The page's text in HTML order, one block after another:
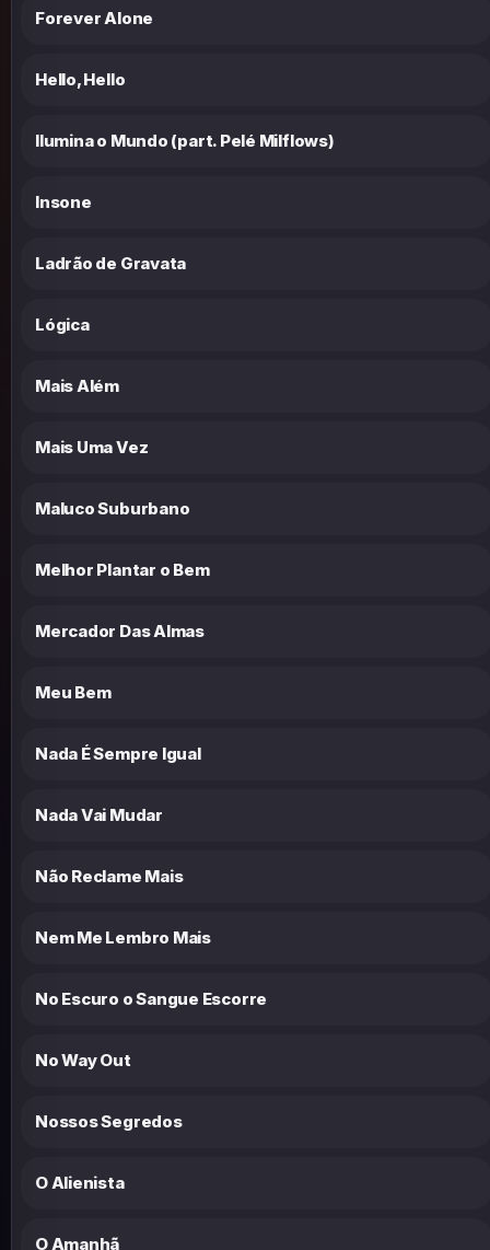
Forever Alone
Hello, Hello
Ilumina o Mundo (part. Pelé Milflows)
Insone
Ladrão de Gravata
Lógica
Mais Além
Mais Uma Vez
Maluco Suburbano
Melhor Plantar o Bem
Mercador Das Almas
Meu Bem
Nada É Sempre Igual
Nada Vai Mudar
Não Reclame Mais
Nem Me Lembro Mais
No Escuro o Sangue Escorre
No Way Out
Nossos Segredos
O Alienista
O Amanhã